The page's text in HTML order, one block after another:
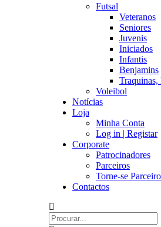
Futsal
Veteranos
Seniores
Juvenis
Iniciados
Infantis
Benjamins
Traquinas,
Voleibol
Notícias
Loja
Minha Conta
Log in | Registar
Corporate
Patrocinadores
Parceiros
Torne-se Parceiro
Contactos